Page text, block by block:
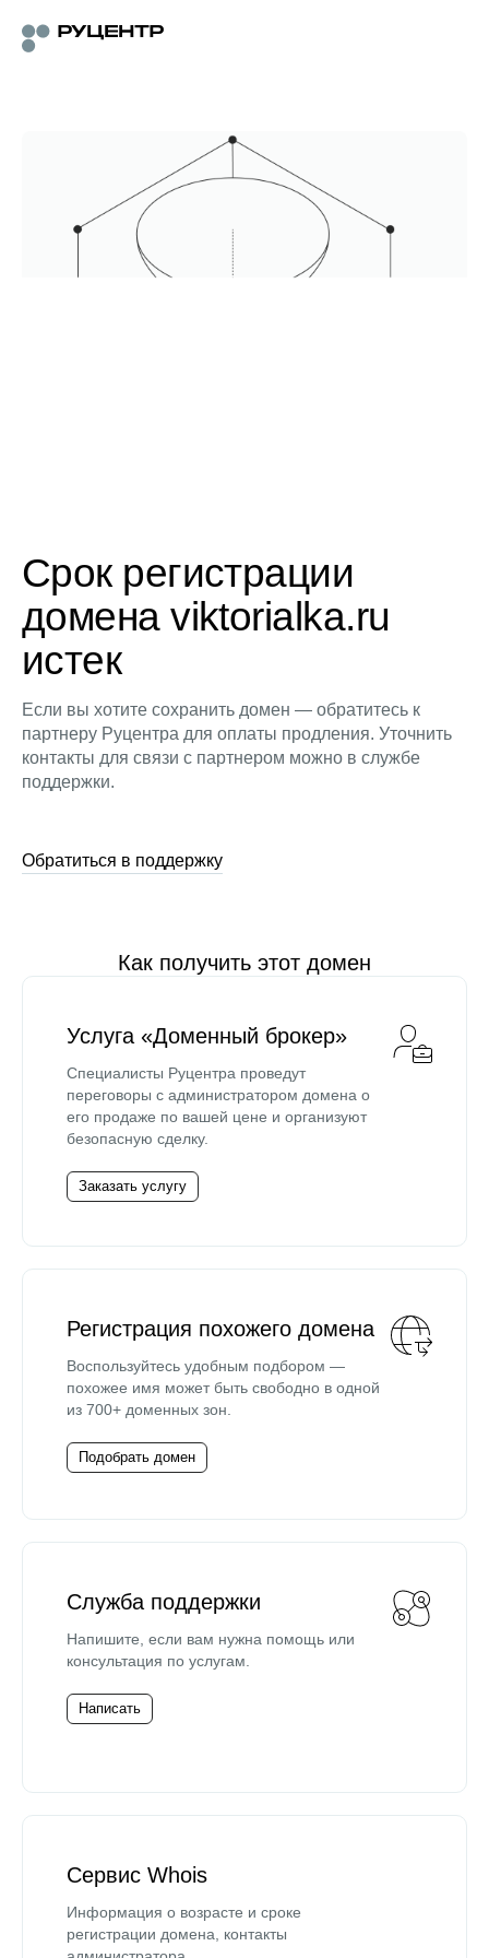
Срок регистрации
домена viktorialka.ru
истек
Если вы хотите сохранить домен — обратитесь к
партнеру Руцентра для оплаты продления. Уточнить
контакты для связи с партнером можно в службе
поддержки.
Обратиться в поддержку
Как получить этот домен
Услуга «Доменный брокер»
Специалисты Руцентра проведут
переговоры с администратором домена о
его продаже по вашей цене и организуют
безопасную сделку.
Заказать услугу
Регистрация похожего домена
Воспользуйтесь удобным подбором —
похожее имя может быть свободно в одной
из 700+ доменных зон.
Подобрать домен
Служба поддержки
Напишите, если вам нужна помощь или
консультация по услугам.
Написать
Сервис Whois
Информация о возрасте и сроке
регистрации домена, контакты